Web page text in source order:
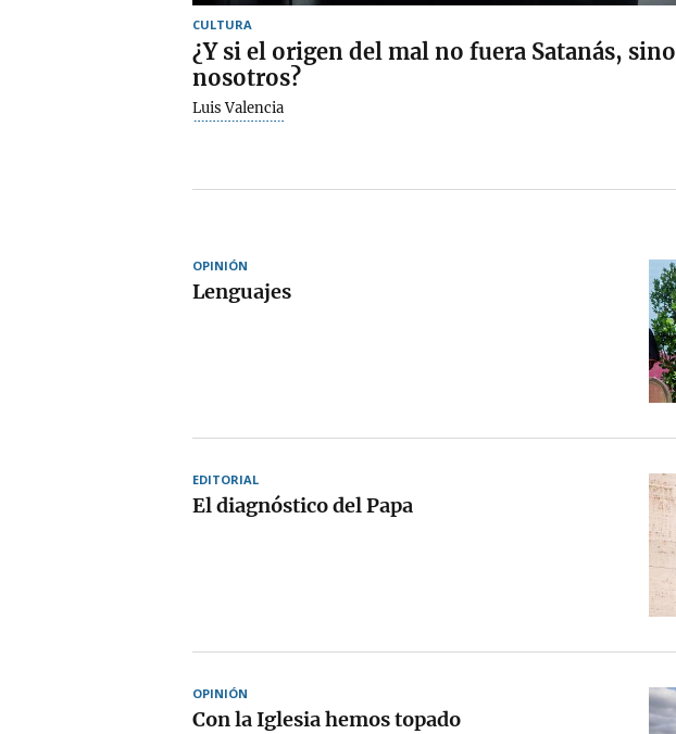
CULTURA
¿Y si el origen del mal no fuera Satanás, sino
nosotros?
Luis Valencia
OPINIÓN
Lenguajes
EDITORIAL
El diagnóstico del Papa
OPINIÓN
Con la Iglesia hemos topado